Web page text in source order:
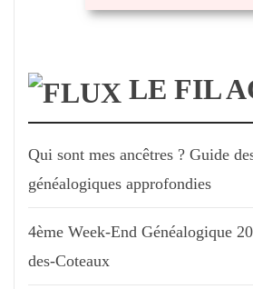
LE FIL
Qui sont mes ancêtres ? Guide
généalogiques approfondies
4ème Week-End Généalogique
des-Coteaux